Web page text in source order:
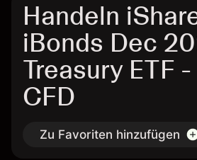
Handeln
iBonds Dec
Treasury ETF -
CFD
Zu Favoriten hinzufügen